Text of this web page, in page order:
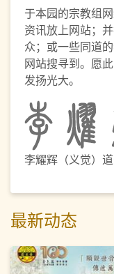
于本园的宗教组
资讯放上网站；
众；或一些同道
网站搜寻到。愿
发扬光大。
李耀辉（义觉）
最新动态